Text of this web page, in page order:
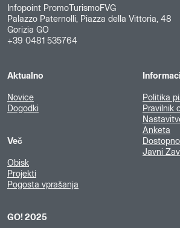
Infopoint PromoTurismoFVG
Palazzo Paternolli, Piazza della Vittoria, 48
Gorizia GO
+39 0481 535764
Aktualno
Novice
Dogodki
Več
Obisk
Projekti
Pogosta vprašanja
GO! 2025
Politika
Pravilnik
Anketa
Javni